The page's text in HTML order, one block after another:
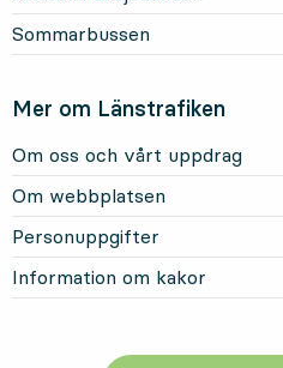
Sommarbussen
Mer om Länstrafiken
Om oss och vårt uppdrag
Om webbplatsen
Personuppgifter
Information om kakor